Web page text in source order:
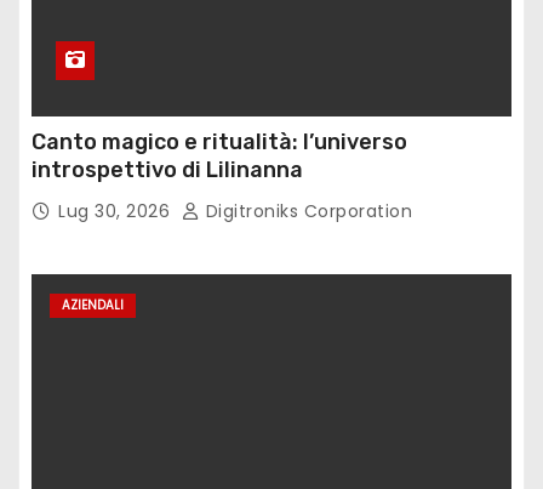
Canto magico e ritualità: l’universo
introspettivo di Lilinanna
Lug 30, 2026 Digitroniks Corporation
AZIENDALI